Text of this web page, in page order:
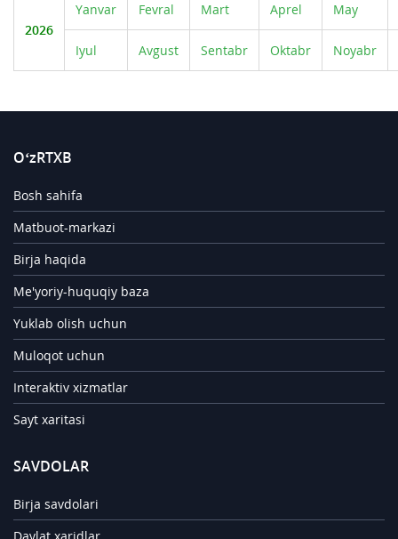
2026
Yanvar Fevral Mart Aprel May
Iyul Avgust Sentabr Oktabr Noyabr
O‘zRTXB
Bosh sahifa
Matbuot-markazi
Birja haqida
Me'yoriy-huquqiy baza
Yuklab olish uchun
Muloqot uchun
Interaktiv xizmatlar
Sayt xaritasi
SAVDOLAR
Birja savdolari